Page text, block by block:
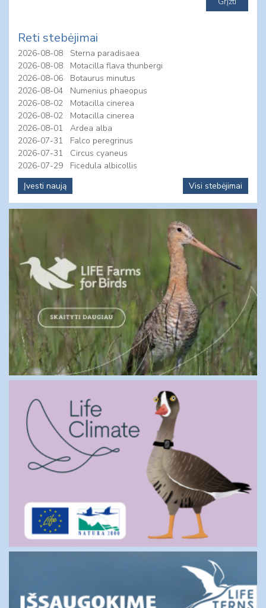
Reti stebėjimai
2026-08-08
Sterna paradisaea
2026-08-08
Motacilla flava thunbergi
2026-08-06
Botaurus minutus
2026-08-04
Numenius phaeopus
2026-08-02
Motacilla cinerea
2026-08-02
Motacilla cinerea
2026-08-01
Ardea alba
2026-07-31
Falco peregrinus
2026-07-31
Circus cyaneus
2026-07-29
Ficedula albicollis
Įvesti naują
Visi stebėjimai